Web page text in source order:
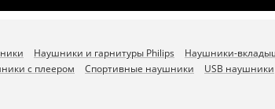
Наушники и гарнитуры Philips
Наушники-
с плеером Спортивные наушники USB наушники